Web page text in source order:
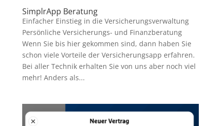
SimplrApp Beratung
Einfacher Einstieg in die Versicherungsverwaltung
Persönliche Versicherungs- und Finanzberatung
Wenn Sie bis hier gekommen sind, dann haben Sie
schon viele Vorteile der Versicherungsapp erfahren.
Bei aller Technik erhalten Sie von uns aber noch viel
mehr! Anders als...